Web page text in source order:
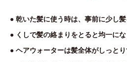
● 乾いた髪に使う時は、事前に少し
● くしで髪の絡まりをとると均一に
● ヘアウォーターは髪全体がしっと